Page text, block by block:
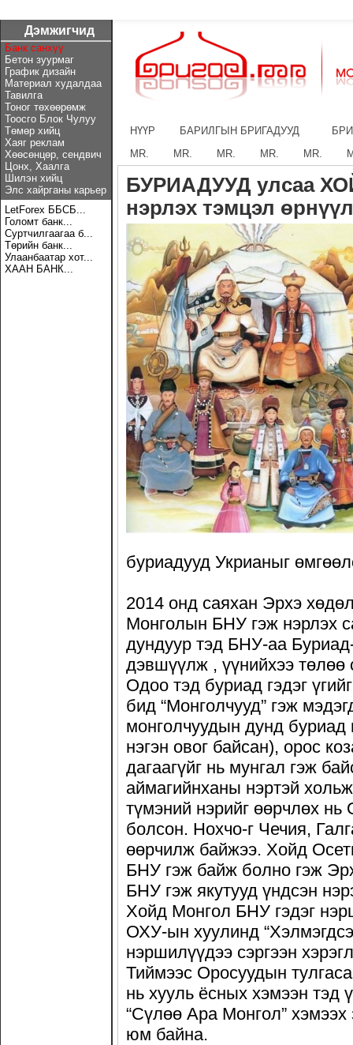
Дэмжигчид
Банк санхүү
Бетон зуурмаг
График дизайн
Материал худалдаа
Тавилга
Тоног төхөөрөмж
Тоосго Блок Чулуу
Төмөр хийц
Хаяг реклам
Хөөсөнцөр, сендвич
Цонх, Хаалга
Шилэн хийц
Элс хайрганы карьер
LetForex ББСБ...
Голомт банк...
Суртчилгаагаа б...
Төрийн банк...
Улаанбаатар хот...
ХААН БАНК...
НҮҮР БАРИЛГЫН БРИГАДУУД
MR.
MR. MR. MR. MR.
БУРИАДУУД улсаа
нэрлэх тэмцэл
буриадууд Укрианыг
2014 онд саяхан Эрхэ
Монголын БНУ гэж нэрлэх
дундуур тэд БНУ-аа
дэвшүүлж , үүнийхээ төлөө
Одоо тэд буриад гэдэг
бид “Монголчууд” гэж
монголчуудын дунд
нэгэн овог байсан), орос
дагаагүйг нь мунгал гэж
аймагийнханы нэртэй
түмэний нэрийг өөрчлөх нь
болсон. Нохчо-г Чечия,
өөрчилж байжээ. Хойд
БНУ гэж байж болно гэж
БНУ гэж якутууд үндсэн
Хойд Монгол БНУ гэдэг
ОХУ-ын хуулинд
нэршилүүдээ сэргээн
Тиймээс Оросуудын
нь хууль ёсных хэмээн тэд
“Сүлөө Ара Монгол”
юм байна.